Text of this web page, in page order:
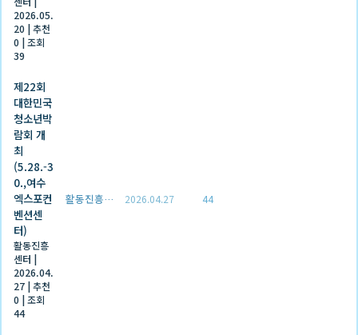
2026.05.
20 |추천
0 |조회
39
제22회
대한민국
청소년박
람회 개
최
(5.28.-3
0.,여수
엑스포컨
벤션센
터)
활동진흥
센터 |
2026.04.
27 |추천
0 |조회
44
활동진흥센터 2026.04.27 44